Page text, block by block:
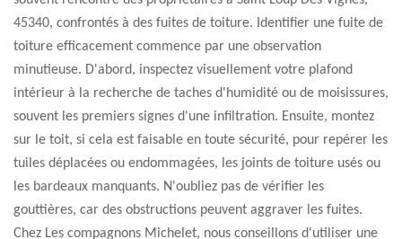
45340, confrontés à des fuites de toiture. Identifier une fuite de
toiture efficacement commence par une observation
minutieuse. D'abord, inspectez visuellement votre plafond
intérieur à la recherche de taches d'humidité ou de moisissures,
souvent les premiers signes d'une infiltration. Ensuite, montez
sur le toit, si cela est faisable en toute sécurité, pour repérer les
tuiles déplacées ou endommagées, les joints de toiture usés ou
les bardeaux manquants. N'oubliez pas de vérifier les
gouttières, car des obstructions peuvent aggraver les fuites.
Chez Les compagnons Michelet, nous conseillons d'utiliser une